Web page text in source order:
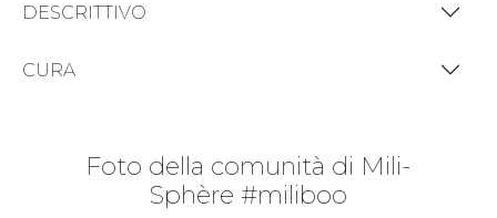
DESCRITTIVO
CURA
Foto della comunità di Mili-
Sphère #miliboo